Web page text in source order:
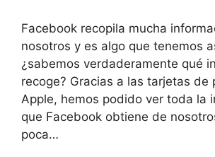
Facebook recopila mucha
nosotros y es algo que tenemos
¿sabemos verdaderamente qué
recoge? Gracias a las tarjetas de
Apple, hemos podido ver toda la
que Facebook obtiene de
poca…